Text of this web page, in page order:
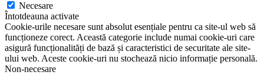
Necesare
Întotdeauna activate
Cookie-urile necesare sunt absolut esențiale pentru ca site-ul web să
funcționeze corect. Această categorie include numai cookie-uri care
asigură funcționalități de bază și caracteristici de securitate ale site-
ului web. Aceste cookie-uri nu stochează nicio informație personală.
Non-necesare